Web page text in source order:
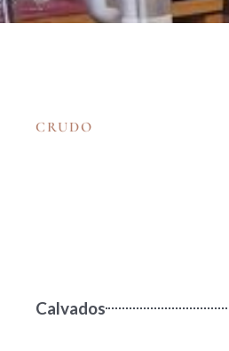
CRUDO
Calvados